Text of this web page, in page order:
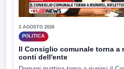
3 AGOSTO 2026
POLITICA
Il Consiglio comunale torna
conti dell'ente